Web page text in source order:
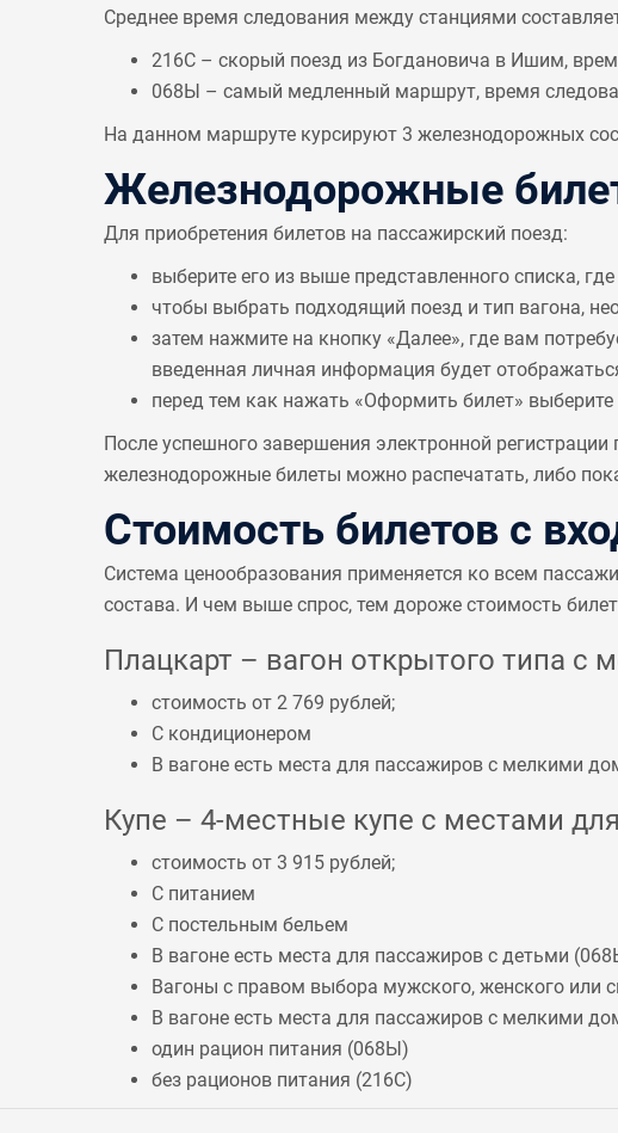
Среднее время следования между станциями
216С – скорый поезд из Богдановича в Ишим,
068Ы – самый медленный маршрут, время
На данном маршруте курсируют 3 железнодорожных
Железнодорожные
Для приобретения билетов на пассажирский поезд:
выберите его из выше представленного списка,
чтобы выбрать подходящий поезд и тип вагона,
затем нажмите на кнопку «Далее», где вам
введенная личная информация будет
перед тем как нажать «Оформить билет»
После успешного завершения электронной
железнодорожные билеты можно распечатать, либо
Стоимость билетов с
Система ценообразования применяется ко всем
состава. И чем выше спрос, тем дороже стоимость
Плацкарт – вагон открытого типа с
стоимость от 2 769 рублей;
С кондиционером
В вагоне есть места для пассажиров с мелкими
Купе – 4-местные купе с местами
стоимость от 3 915 рублей;
С питанием
С постельным бельем
В вагоне есть места для пассажиров с детьми (
Вагоны с правом выбора мужского, женского или
В вагоне есть места для пассажиров с мелкими
один рацион питания (068Ы)
без рационов питания (216С)